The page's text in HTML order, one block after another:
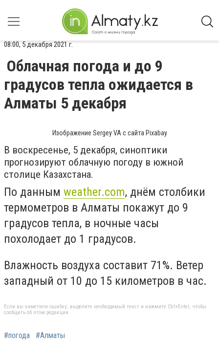
08:00, 5 декабря 2021 г.
Облачная погода и до 9
градусов тепла ожидается в
Алматы 5 декабря
Изображение Sergey VA с сайта Pixabay
В воскресенье, 5 декабря, синоптики
прогнозируют облачную погоду в южной
столице Казахстана.
По данным weather.com, днём столбики
термометров в Алматы покажут до 9
градусов тепла, в ночные часы
похолодает до 1 градусов.
Влажность воздуха составит 71%. Ветер
западный от 10 до 15 километров в час.
Если вы заметили ошибку, выделите необходимый текст и нажмите Ctrl+Enter, чтобы
сообщить об этом редакции
#погода #Алматы